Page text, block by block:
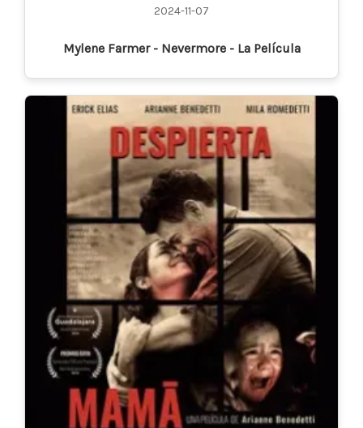
2024-11-07
Mylene Farmer - Nevermore - La Película